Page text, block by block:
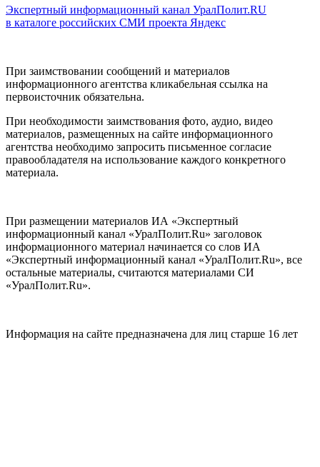
Экспертный информационный канал УралПолит.RU
в каталоге российских СМИ проекта Яндекс
При заимствовании сообщений и материалов
информационного агентства кликабельная ссылка на
первоисточник обязательна.
При необходимости заимствования фото, аудио, видео
материалов, размещенных на сайте информационного
агентства необходимо запросить письменное согласие
правообладателя на использование каждого конкретного
материала.
При размещении материалов ИА «Экспертный
информационный канал «УралПолит.Ru» заголовок
информационного материал начинается со слов ИА
«Экспертный информационный канал «УралПолит.Ru», все
остальные материалы, считаются материалами СИ
«УралПолит.Ru».
Информация на сайте предназначена для лиц старше 16 лет